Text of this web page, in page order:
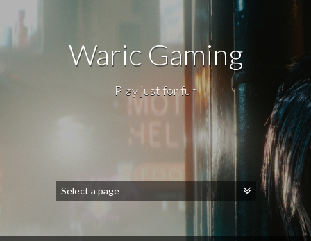
Waric Gaming
Play just for fun